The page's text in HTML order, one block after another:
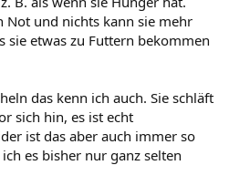
Not und nichts kann sie mehr
sie etwas zu Futtern bekommen
das kenn ich auch. Sie schläft
sich hin, es ist echt
ist das aber auch immer so
es bisher nur ganz selten